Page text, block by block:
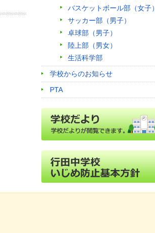
バスケットボール部（女子）
サッカー部（男子）
卓球部（男子）
陸上部（男女）
生活科学部
学校からのお知らせ
PTA